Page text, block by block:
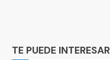
TE PUEDE INTERESAR